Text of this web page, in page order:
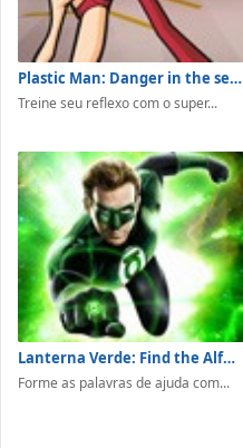
Plastic Man: Danger in the secret passage
Treine seu reflexo com o super...
Lanterna Verde: Find the Alfhabets
Forme as palavras de ajuda com...